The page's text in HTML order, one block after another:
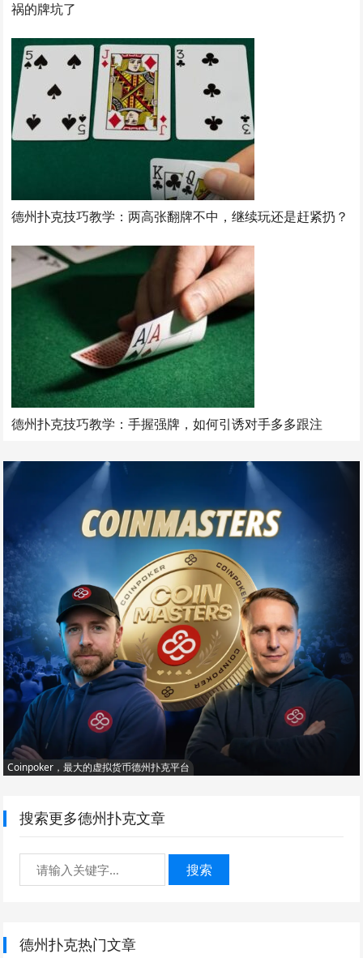
祸的牌坑了
德州扑克技巧教学：两高张翻牌不中，继续玩还是赶紧扔？
德州扑克技巧教学：手握强牌，如何引诱对手多多跟注
Coinpoker，最大的虚拟货币德州扑克平台
搜索更多德州扑克文章
搜索
德州扑克热门文章